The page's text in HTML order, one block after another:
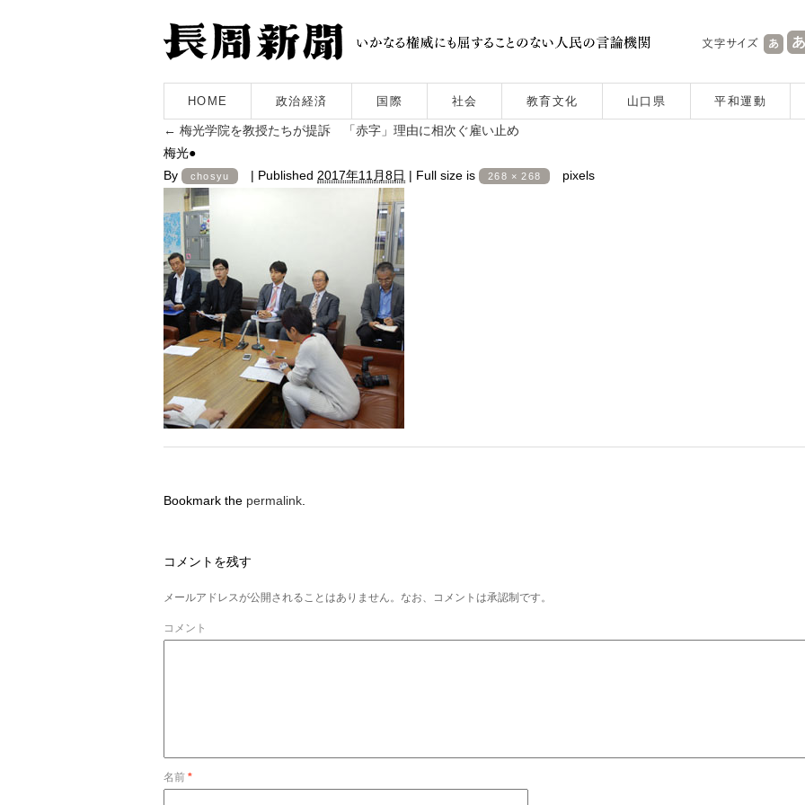
HOME 政治経済 国際 社会 教育文化 山口県 平和運動
← 梅光学院を教授たちが提訴 「赤字」理由に相次ぐ雇い止め
梅光●
By
chosyu | Published 2017年11月8日 | Full size is 268 × 268 pixels
Bookmark the permalink
コメントを残す
メールアドレスが公開されることはありません。なお、コメントは承認制です。
コメント
名前 *